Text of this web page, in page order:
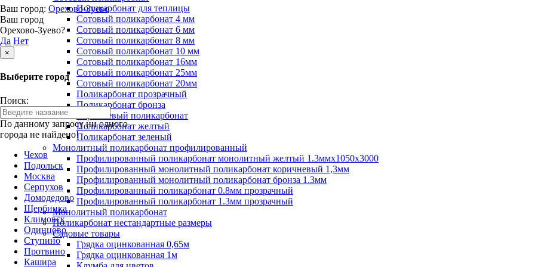
Ваш город: Орехово-Зуево
Ваш город
Орехово-Зуево?
Да Нет
×
Выберите город
Поиск:
По данному запросу ни одного
города не найдено!
Чехов
Подольск
Москва
Серпухов
Домодедово
Щербинка
Климовск
Одинцово
Ступино
Протвино
Кашира
Поликарбонат для теплицы
Сотовый поликарбонат 4 мм
Сотовый поликарбонат 6 мм
Сотовый поликарбонат 8 мм
Сотовый поликарбонат 10 мм
Сотовый поликарбонат 16мм
Сотовый поликарбонат 25мм
Сотовый поликарбонат 20мм
Поликарбонат прозрачный
Поликарбонат бронза
Коричневый поликарбонат
Поликарбонат желтый
Поликарбонат зеленый
Монолитный поликарбонат профилированный
Профилированный поликарбонат монолитный желтый 1.3ммх1050х3000
Профилированный монолитный поликарбонат коричневый 1,3мм
Профилированный монолитный поликарбонат бронза 1.3мм
Профилированный поликарбонат 0.8мм прозрачный
Профилированный поликарбонат 1.3мм прозрачный
Монолитный поликарбонат
Поликарбонат нестандартные размеры
Садовые товары
Грядка оцинкованная 0,65м
Грядка оцинкованная 1м